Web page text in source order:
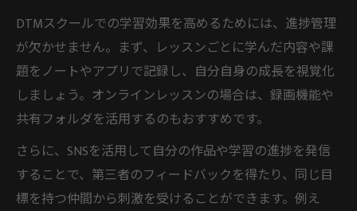
DTMスクールでの学習効果を高めるためには、進捗管理
が欠かせません。まず、レッスンごとに学んだ内容や課
題をノートやアプリで記録し、自分自身の成長を視覚化
しましょう。オンラインレッスンの場合は、録画機能や
共有フォルダを活用するのもおすすめです。
さらに、SNSを活用して自分の作品や学習の進捗を発信
することで、第三者のフィードバックを得たり、同じ目
標を持つ仲間から刺激を受けることができます。例え